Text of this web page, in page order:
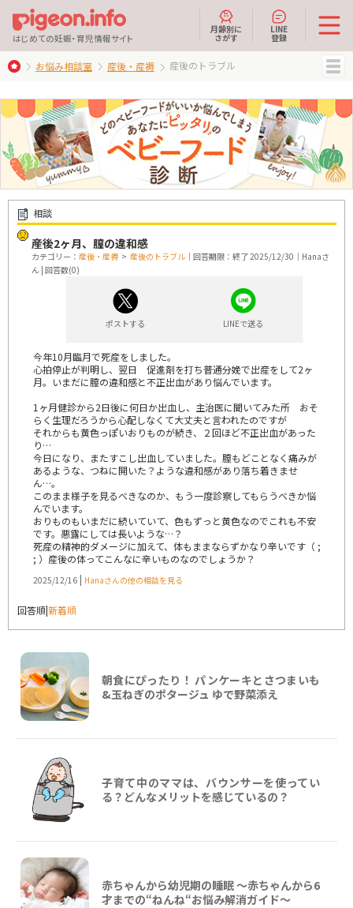
はじめての妊娠・育児情報サイト
月齢別に
さがす
LINE
登録
お悩み相談室 産後・産褥 産後のトラブル
相談
産後2ヶ月、膣の違和感
カテゴリー： 産後・産褥 > 産後のトラブル ｜回答期限：終了 2025/12/30｜Hanaさ
ん | 回答数(0)
ポストする LINEで送る
今年10月臨月で死産をしました。
心拍停止が判明し、翌日 促進剤を打ち普通分娩で出産をして2ヶ
月。いまだに膣の違和感と不正出血があり悩んでいます。
1ヶ月健診から2日後に何日か出血し、主治医に聞いてみた所 おそ
らく生理だろうから心配しなくて大丈夫と言われたのですが
それからも黄色っぽいおりものが続き、２回ほど不正出血があった
り…
今日になり、またすこし出血していました。膣もどことなく痛みが
あるような、つねに開いた？ような違和感があり落ち着きませ
ん…。
このまま様子を見るべきなのか、もう一度診察してもらうべきか悩
んでいます。
おりものもいまだに続いていて、色もずっと黄色なのでこれも不安
です。悪露にしては長いような…？
死産の精神的ダメージに加えて、体もままならずかなり辛いです（ ;
; ）産後の体ってこんなに辛いものなのでしょうか？
2025/12/16 | Hanaさんの他の相談を見る
回答順|新着順
朝食にぴったり！ パンケーキとさつまいも
&玉ねぎのポタージュ ゆで野菜添え
子育て中のママは、バウンサーを使ってい
る？どんなメリットを感じているの？
赤ちゃんから幼児期の睡眠 ～赤ちゃんから6
才までの“ねんね“お悩み解消ガイド〜